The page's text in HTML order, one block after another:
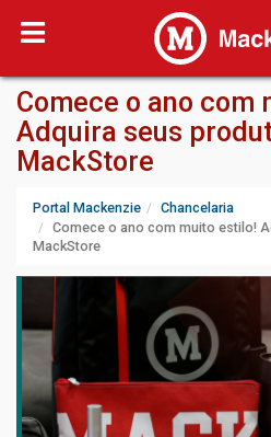
Comece o ano com
Adquira seus
MackStore
Portal Mackenzie
Chancelaria
Comece o ano com muito estilo!
MackStore